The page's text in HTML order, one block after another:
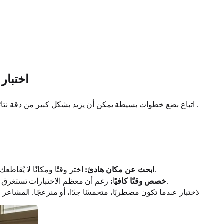
بضع خطوات بسيطة يمكن أن يزيد بشكل كبير من دقة
ابحث عن مكان هادئ: اختر وقتًا ومكانًا لا يُقاطعك فيهما أحد. هذا يتيح لك التركيز دون تشتيت من العائلة أو الزملاء أو الإشعارات.
خصص وقتًا كافيًا:رغم أن معظم الاختبارات تستغرق 10-15 دقيقة فقط، لا تتعجل. الشعور بالعجلة قد يدفعك لتقديم إجابات سطحية.